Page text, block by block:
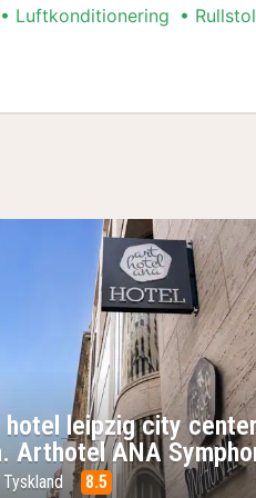
Luftkonditionering
bild
hotel leipzig city
Arthotel ANA
8.5